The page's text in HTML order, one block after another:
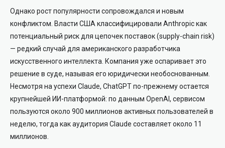
Однако рост популярности сопровождался и новым
конфликтом. Власти США классифицировали Anthropic как
потенциальный риск для цепочек поставок (supply-chain risk)
— редкий случай для американского разработчика
искусственного интеллекта. Компания уже оспаривает это
решение в суде, называя его юридически необоснованным.
Несмотря на успехи Claude, ChatGPT по-прежнему остается
крупнейшей ИИ-платформой: по данным OpenAI, сервисом
пользуются около 900 миллионов активных пользователей в
неделю, тогда как аудитория Claude составляет около 11
миллионов.